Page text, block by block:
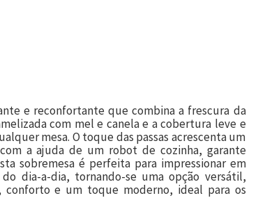
e reconfortante que combina a frescura da
com mel e canela e a cobertura leve e
mesa. O toque das passas acrescenta um
a ajuda de um robot de cozinha, garante
sobremesa é perfeita para impressionar em
dia-a-dia, tornando-se uma opção versátil,
conforto e um toque moderno, ideal para os